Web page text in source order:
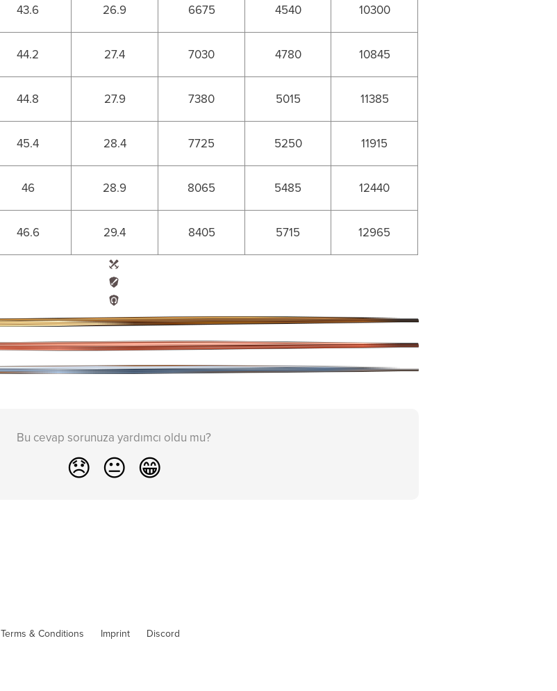
43.6 26.9 6675 4540 10300
44.2 27.4 7030 4780 10845
44.8 27.9 7380 5015 11385
45.4 28.4 7725 5250 11915
46 28.9 8065 5485 12440
46.6 29.4 8405 5715 12965
Bu cevap sorunuza yardımcı oldu mu?
😞 😐 😁
Terms & Conditions Imprint Discord